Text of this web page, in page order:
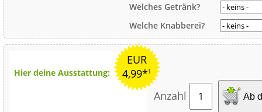
Welches Getränk?
Welche Knabberei?
EUR
4,99*1
Hier deine Ausstattung:
Anzahl Ab